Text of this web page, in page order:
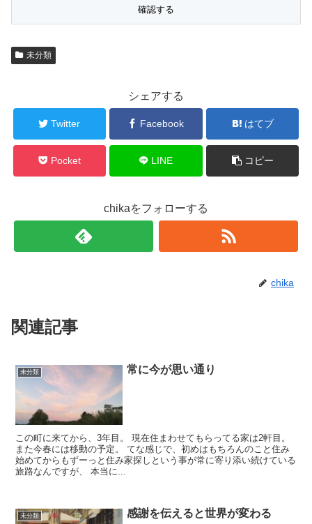
未分類
シェアする
Twitter Facebook はてブ
Pocket LINE コピー
chikaをフォローする
chika
関連記事
未分類 常に今が思い通り
この町に来てから、3年目。 現在住まわせてもらってる家は2軒目。
また今春には移動の予定。 てな感じで、初めはもちろんのこと住み
始めてからもずーっと住み家探しという事が常に寄り添い続けている
旅路なんですが、 本当に...
未分類 感謝を伝えると世界が変わる